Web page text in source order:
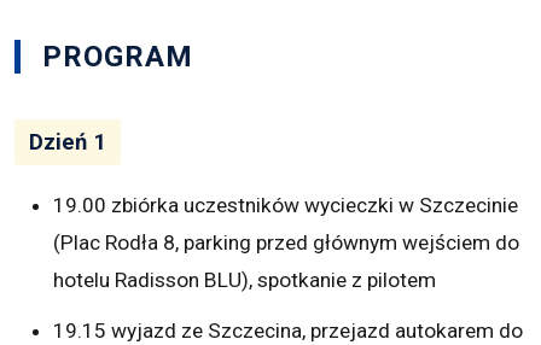
PROGRAM
Dzień 1
19.00 zbiórka uczestników wycieczki w Szczecinie
(Plac Rodła 8, parking przed głównym wejściem do
hotelu Radisson BLU), spotkanie z pilotem
19.15 wyjazd ze Szczecina, przejazd autokarem do